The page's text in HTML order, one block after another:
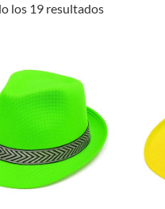
los 19 resultados